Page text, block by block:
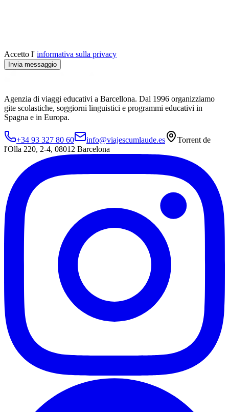
Accetto l' informativa sulla privacy
Invia messaggio
Agenzia di viaggi educativi a Barcellona. Dal 1996 organizziamo
gite scolastiche, soggiorni linguistici e programmi educativi in
Spagna e in Europa.
+34 93 327 80 60 info@viajescumlaude.es
Torrent de
l'Olla 220, 2-4, 08012 Barcelona